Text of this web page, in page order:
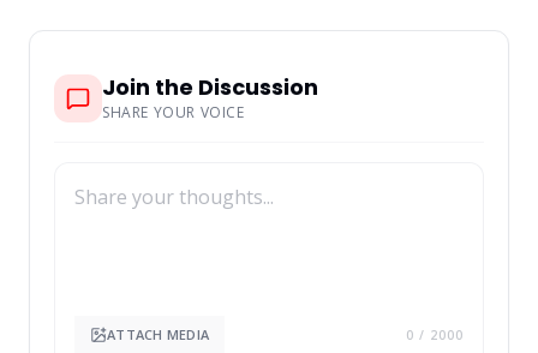
Join the Discussion
SHARE YOUR VOICE
ATTACH MEDIA 0 / 2000